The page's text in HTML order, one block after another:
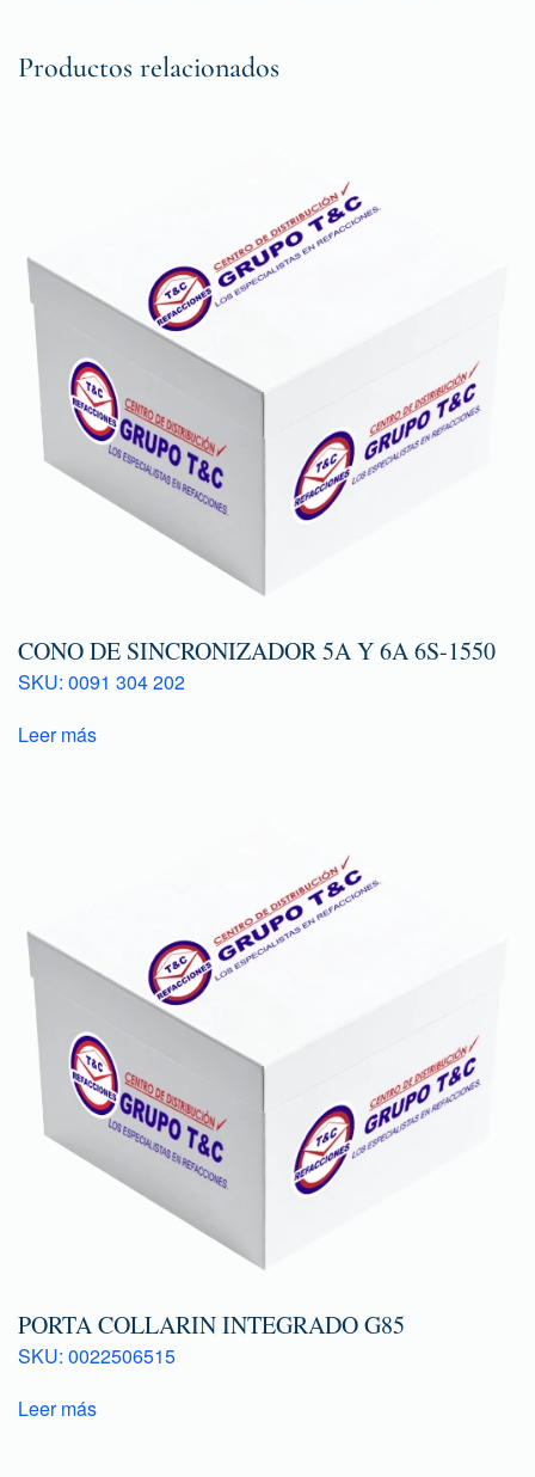
Productos relacionados
CONO DE SINCRONIZADOR 5A Y 6A 6S-1550
SKU: 0091 304 202
Leer más
PORTA COLLARIN INTEGRADO G85
SKU: 0022506515
Leer más